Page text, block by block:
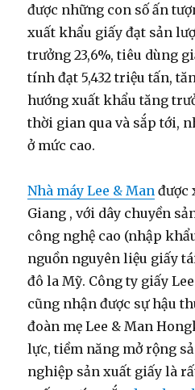
được những con số ấn
xuất khẩu giấy đạt sản
trưởng 23,6%, tiêu dùng
tính đạt 5,432 triệu tấn,
hướng xuất khẩu tăng
thời gian qua và sắp tới,
ở mức cao.
Nhà máy Lee & Man được
Giang , với dây chuyền
công nghệ cao (nhập
nguồn nguyên liệu giấy
đô la Mỹ. Công ty giấy
cũng nhận được sự hậu
đoàn mẹ Lee & Man
lực, tiềm năng mở rộng
nghiệp sản xuất giấy là